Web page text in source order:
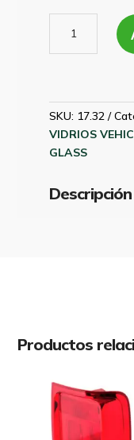
IVECO
AUXILIAR
ALCANC
STRALIS
TEC
IZQ
cantidad
SKU: 17.32
VIDRIOS
GLASS
Productos